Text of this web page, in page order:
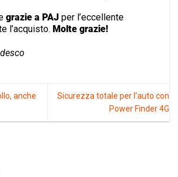
grazie a PAJ per l’eccellente
l’acquisto. Molte grazie!
anche
Sicurezza totale per l’auto con
Power Finder 4G